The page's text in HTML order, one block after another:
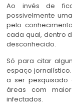
Ao invés de
possivelmente
pelo
cada qual, dentro
desconhecido.
Só para citar
espaço
a ser pesquisado
áreas com
infectados.